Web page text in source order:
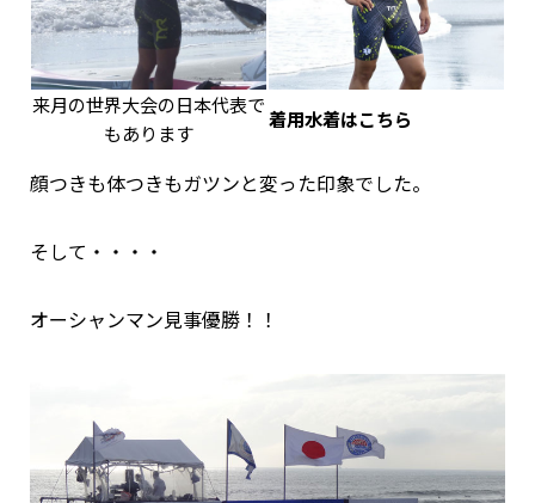
来月の世界大会の日本代表で
もあります
着用水着はこちら
顔つきも体つきもガツンと変った印象でした。
そして・・・・
オーシャンマン見事優勝！！